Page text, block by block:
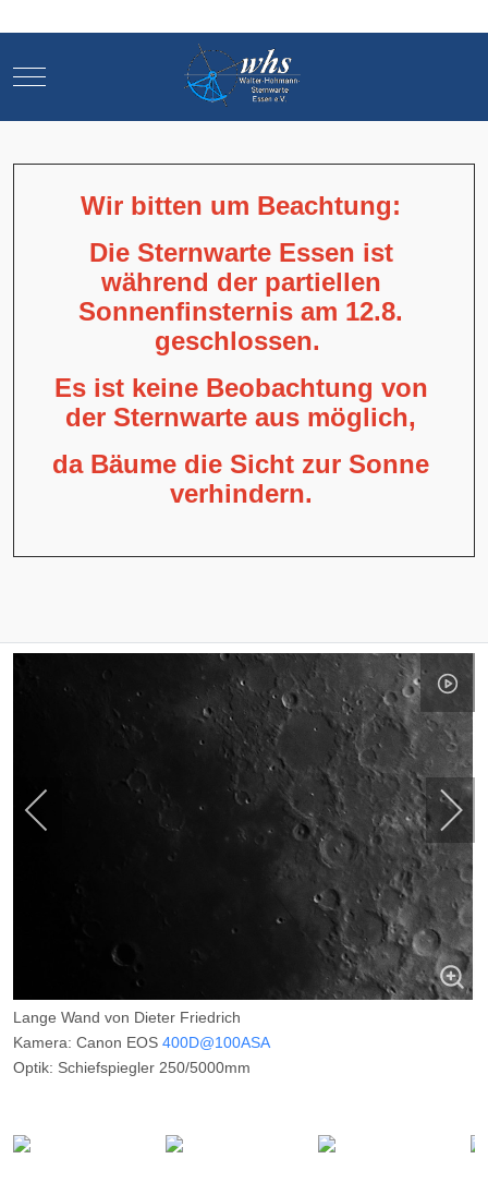
Mobile Menu Toggle
Wir bitten um Beachtung:
Die Sternwarte Essen ist
während der partiellen
Sonnenfinsternis am 12.8.
geschlossen.
Es ist keine Beobachtung von
der Sternwarte aus möglich,
da Bäume die Sicht zur Sonne
verhindern.
Lange Wand von Dieter Friedrich
Kamera: Canon EOS 400D@100ASA
Optik: Schiefspiegler 250/5000mm
Ort: Essen